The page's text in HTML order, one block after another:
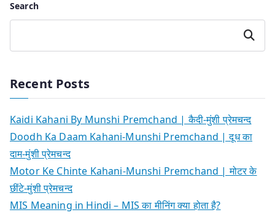
Search
Search
Recent Posts
Kaidi Kahani By Munshi Premchand | कैदी-मुंशी प्रेमचन्द
Doodh Ka Daam Kahani-Munshi Premchand | दूध का
दाम-मुंशी प्रेमचन्द
Motor Ke Chinte Kahani-Munshi Premchand | मोटर के
छींटे-मुंशी प्रेमचन्द
MIS Meaning in Hindi – MIS का मीनिंग क्या होता है?